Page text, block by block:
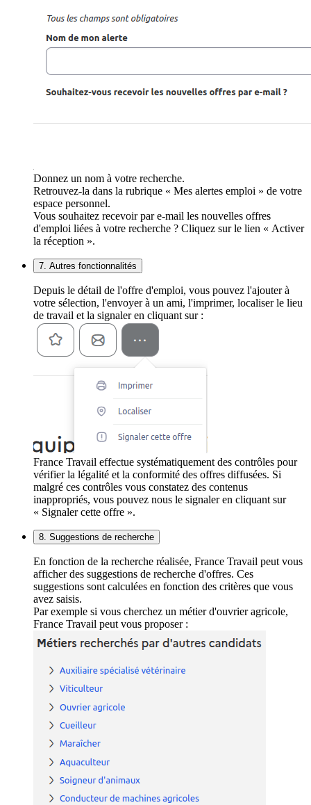
Donnez un nom à votre recherche.
Retrouvez-la dans la rubrique « Mes alertes emploi » de votre
espace personnel.
Vous souhaitez recevoir par e-mail les nouvelles offres
d'emploi liées à votre recherche ? Cliquez sur le lien « Activer
la réception ».
7. Autres fonctionnalités
Depuis le détail de l'offre d'emploi, vous pouvez l'ajouter à
votre sélection, l'envoyer à un ami, l'imprimer, localiser le lieu
de travail et la signaler en cliquant sur :
France Travail effectue systématiquement des contrôles pour
vérifier la légalité et la conformité des offres diffusées. Si
malgré ces contrôles vous constatez des contenus
inappropriés, vous pouvez nous le signaler en cliquant sur
« Signaler cette offre ».
8. Suggestions de recherche
En fonction de la recherche réalisée, France Travail peut vous
afficher des suggestions de recherche d'offres. Ces
suggestions sont calculées en fonction des critères que vous
avez saisis.
Par exemple si vous cherchez un métier d'ouvrier agricole,
France Travail peut vous proposer :